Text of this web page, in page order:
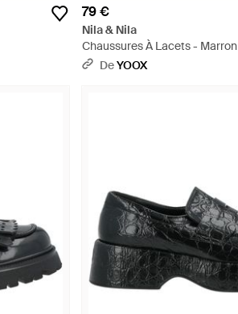
79 €
Nila & Nila
Chaussures À Lacets - Marron
DeYOOX